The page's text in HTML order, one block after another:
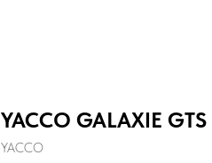
YACCO GALAXIE
YACCO